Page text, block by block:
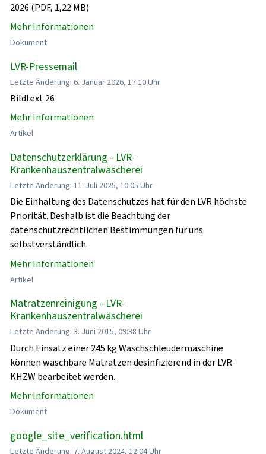
2026 (PDF, 1,22 MB)
Mehr Informationen
Dokument
LVR-Pressemail
Letzte Änderung: 6. Januar 2026, 17:10 Uhr
Bildtext 26
Mehr Informationen
Artikel
Datenschutzerklärung - LVR-
Krankenhauszentralwäscherei
Letzte Änderung: 11. Juli 2025, 10:05 Uhr
Die Einhaltung des Datenschutzes hat für den LVR höchste
Priorität. Deshalb ist die Beachtung der
datenschutzrechtlichen Bestimmungen für uns
selbstverständlich.
Mehr Informationen
Artikel
Matratzenreinigung - LVR-
Krankenhauszentralwäscherei
Letzte Änderung: 3. Juni 2015, 09:38 Uhr
Durch Einsatz einer 245 kg Waschschleudermaschine
können waschbare Matratzen desinfizierend in der LVR-
KHZW bearbeitet werden.
Mehr Informationen
Dokument
google_site_verification.html
Letzte Änderung: 7. August 2024, 12:04 Uhr